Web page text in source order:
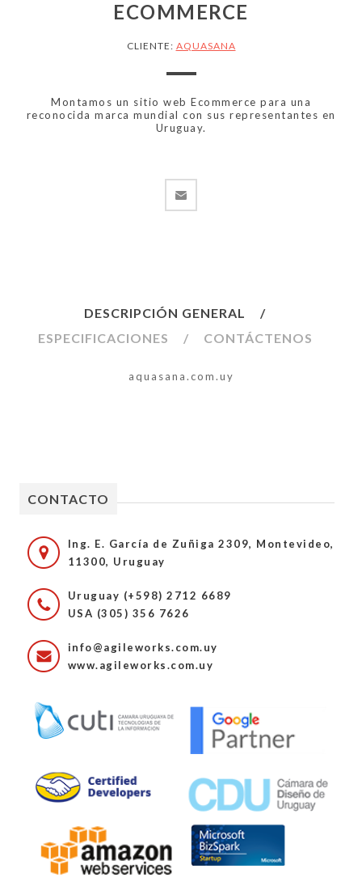
ECOMMERCE
CLIENTE: AQUASANA
Montamos un sitio web Ecommerce para una
reconocida marca mundial con sus representantes en
Uruguay.
DESCRIPCIÓN GENERAL
ESPECIFICACIONES
CONTÁCTENOS
aquasana.com.uy
CONTACTO
Ing. E. García de Zuñiga 2309, Montevideo,
11300, Uruguay
Uruguay (+598) 2712 6689
USA (305) 356 7626
info@agileworks.com.uy
www.agileworks.com.uy